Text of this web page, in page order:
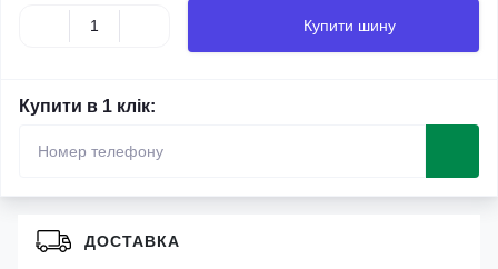
Купити шину
Купити в 1 клік:
ДОСТАВКА